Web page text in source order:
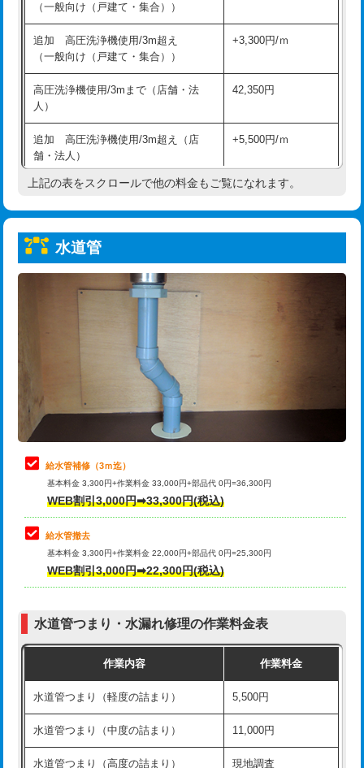
給水管工事※（支持金具設置)
給水管工事※（保温材使用（バンド止
め込み）)
5,500円
給水管工事※（土の掘削・埋め戻し作
業)
11,000円
給水管工事※（塩ビ管（VP・HI）使
用/3ｍまで)
33,000円
給水管工事※（塩ビ管（VP・HI）使
+8,800円
給水管工事※（ライニング鋼管・銅
管・ポリ管・HT管使用/3ｍまで)
給水管工事※（ライニング鋼管・銅
管・ポリ管・HT管使用/3ｍ超え)
排水管工事（土の掘削・埋め戻し作
11,000円~
排水管工事（排水管工事/3ｍまで） 55,000円
排水管工事（追加 排水管工事/3ｍ超
マス交換（土の掘削・埋め戻し作業）
マス交換（深さ50㎝未満）
マス交換（深さ50㎝以上）
コンクリート斫り（厚さ10㎝まで）
モルタル補修（厚さ10㎝超え） 38,500円
洗面台設置 38,500円
化粧台設置 22,000円
（一般向け（戸建て・集合））
追加 高圧洗浄機使用/3m超え
（一般向け（戸建て・集合））
+3,300円/ｍ
高圧洗浄機使用/3mまで（店舗・法
人）
42,350円
追加 高圧洗浄機使用/3m超え（店
舗・法人）
+5,500円/ｍ
高度高圧洗浄換 現地調査
トーラー機使用/3mまで
追加トーラー機使用/3m超え
33,000円
8,800円
止水・漏水調査・防水処理・清掃・修
理・調整・分解・加工など（軽作業）
11,000円
止水・漏水調査・防水処理・清掃・修
理・調整・分解・加工など（中作業）
止水・漏水調査・防水処理・清掃・修
理・調整・分解・加工など（重作業）
33,000円
その他部品の脱着
交換・取付（タンク）
式）)
式・ワンホール）)
交換・取付(排水栓・排水トラップ
22,000円+材料費
上記の表をスクロールで他の料金もご覧になれます。
水道管
給水管補修（3ｍ迄）
基本料金 3,300円+作業料金 33,000円+部品代 0円=36,300円
WEB割引3,000円➡33,300円(税込)
給水管撤去
基本料金 3,300円+作業料金 22,000円+部品代 0円=25,300円
WEB割引3,000円➡22,300円(税込)
水道管つまり・水漏れ修理の作業料金表
作業内容 作業料金
水道管つまり（軽度の詰まり） 5,500円
水道管つまり（中度の詰まり） 11,000円
水道管つまり（高度の詰まり） 現地調査